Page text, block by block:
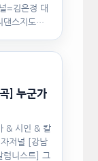
=김은정 대
댄스지도자
] 누군가
& 시인 & 칼
저널 [강남
럼니스트] 그